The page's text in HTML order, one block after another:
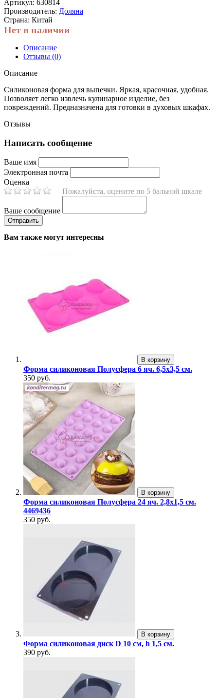
Артикул: 630814
Производитель: Доляна
Страна: Китай
Нет в наличии
Описание
Отзывы (0)
Описание
Силиконовая форма для выпечки. Яркая, красочная, удобная.
Позволяет легко извлечь кулинарное изделие, без
повреждений. Предназначена для готовки в духовых шкафах.
Отзывы
Написать сообщение
Ваше имя
Электронная почта
Оценка
Пожалуйста, оцените по 5 бальной шкале
Ваше сообщение
Вам также могут интересны
В корзину
Форма силиконовая Полусфера 6 яч. 6,5х3,5 см.
350 руб.
В корзину
Форма силиконовая Полусфера 24 яч. 2,8х1,5 см.
4469436
350 руб.
В корзину
Форма силиконовая диск D 10 см, h 1,5 см.
390 руб.